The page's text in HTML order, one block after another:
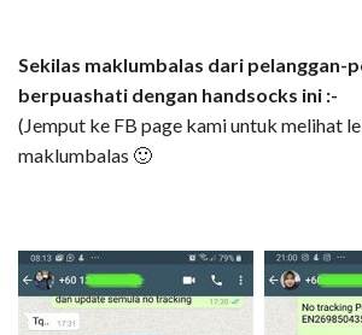
Sekilas maklumbalas dari pelanggan-
berpuashati dengan handsocks ini :-
(Jemput ke FB page kami untuk melihat
maklumbalas 🙂